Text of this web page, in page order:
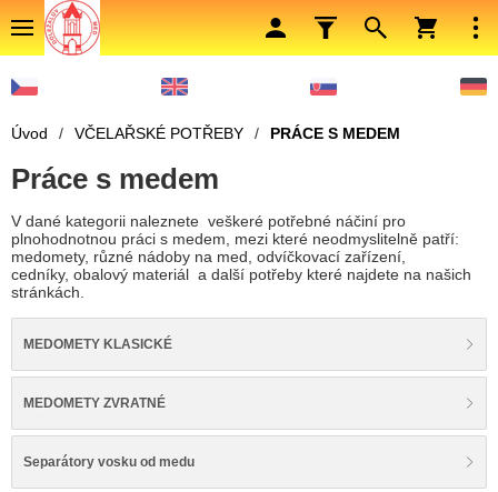
Úvod / VČELAŘSKÉ POTŘEBY / PRÁCE S MEDEM
Práce s medem
V dané kategorii naleznete veškeré potřebné náčiní pro
plnohodnotnou práci s medem, mezi které neodmyslitelně patří:
medomety, různé nádoby na med, odvíčkovací zařízení,
cedníky, obalový materiál a další potřeby které najdete na našich
stránkách.
MEDOMETY KLASICKÉ
MEDOMETY ZVRATNÉ
Separátory vosku od medu